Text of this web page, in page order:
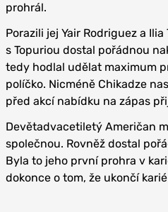
prohrál.
Porazili jej Yair Rodriguez a
s Topuriou dostal pořádnou
tedy hodlal udělat maximum
políčko. Nicméně Chikadze
před akcí nabídku na zápas
Devětadvacetiletý Američan
společnou. Rovněž dostal
Byla to jeho první prohra v
dokonce o tom, že ukončí